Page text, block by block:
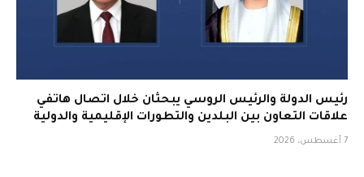
رئيس الدولة والرئيس الروسي يبحثان خلال اتصال هاتفي
علاقات التعاون بين البلدين والتطورات الإقليمية والدولية
7 أغسطس، 2026